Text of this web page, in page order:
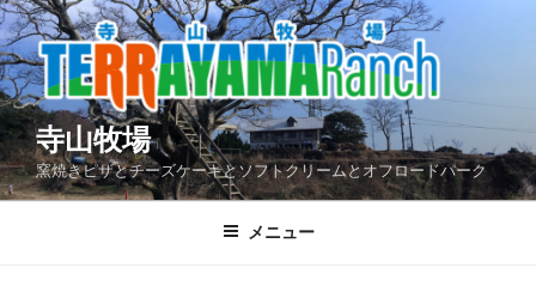
コ
ン
テ
ン
ツ
へ
ス
寺山牧場
窯焼きピザとチーズケーキとソフトクリームとオフロードパーク
メニュー